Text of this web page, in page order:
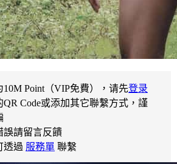
10M Point（VIP免費），请先登录
Code或添加其它聯繫方式，謹
誤請留言反饋
透過 服務單 聯繫